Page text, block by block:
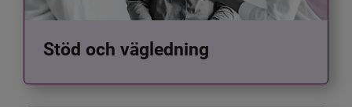
Stöd och vägledning